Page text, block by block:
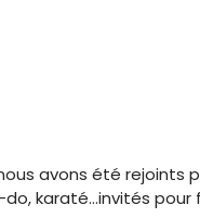
avons été
karaté…invités pour